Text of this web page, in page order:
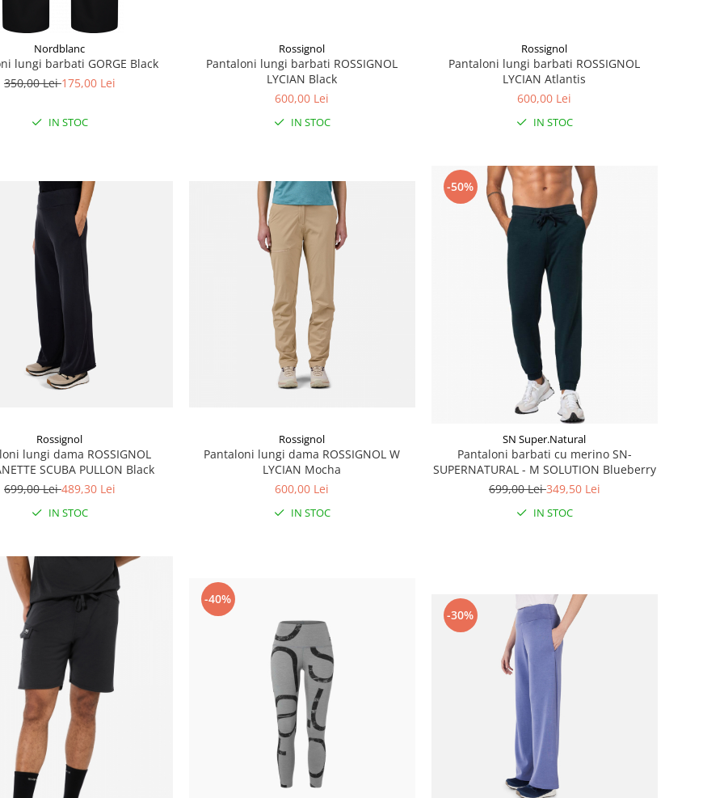
Nordblanc
lungi barbati GORGE Black
350,00 Lei175,00 Lei
IN STOC
Rossignol
Pantaloni lungi barbati ROSSIGNOL
LYCIAN Black
600,00 Lei
IN STOC
Rossignol
Pantaloni lungi barbati ROSSIGNOL
LYCIAN Atlantis
600,00 Lei
IN STOC
Rossignol
lungi dama ROSSIGNOL
SCUBA PULLON Black
699,00 Lei489,30 Lei
IN STOC
Rossignol
Pantaloni lungi dama ROSSIGNOL W
LYCIAN Mocha
600,00 Lei
IN STOC
-50%
SN Super.Natural
Pantaloni barbati cu merino SN-
SUPERNATURAL - M SOLUTION Blueberry
699,00 Lei349,50 Lei
IN STOC
-40%
-30%